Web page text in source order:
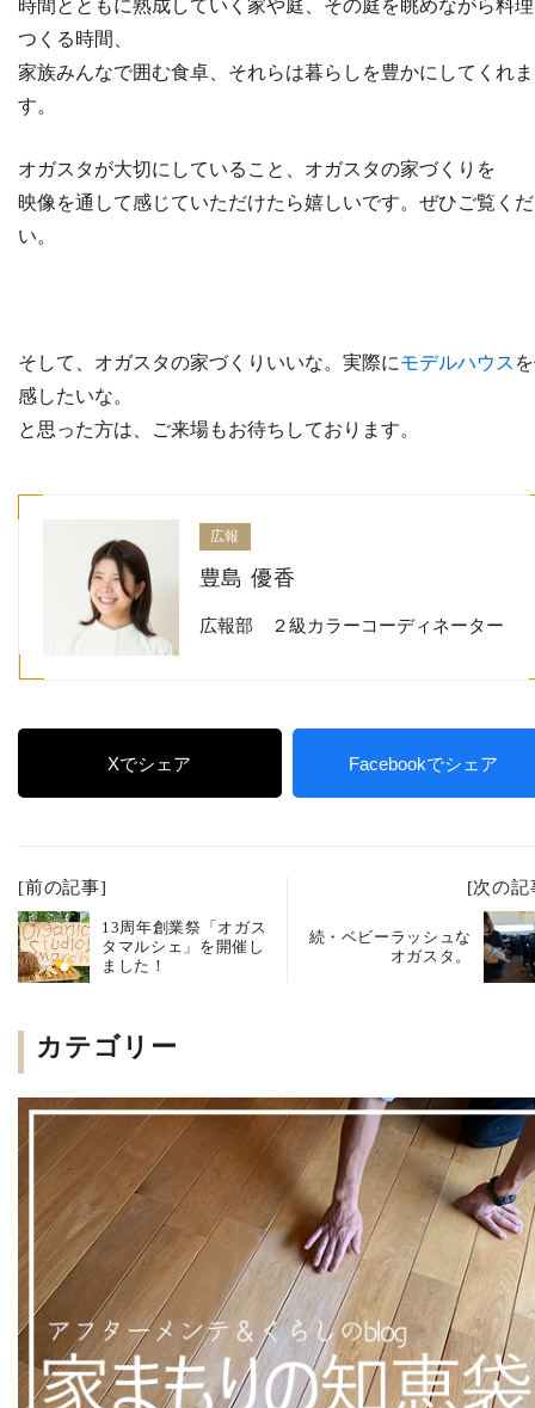
時間とともに熟成していく家や庭、その庭を眺めながら料
つくる時間、
家族みんなで囲む食卓、それらは暮らしを豊かにしてくれま
す。
オガスタが大切にしていること、オガスタの家づくりを
映像を通して感じていただけたら嬉しいです。ぜひご覧く
い。
そして、オガスタの家づくりいいな。実際にモデルハウス
感したいな。
と思った方は、ご来場もお待ちしております。
広報
豊島 優香
広報部 ２級カラーコーディネーター
Xでシェア Facebookでシェア
[前の記事]
13周年創業祭「オガス
タマルシェ」を開催し
ました！
[次の記
続・ベビーラッシュな
オガスタ。
カテゴリー